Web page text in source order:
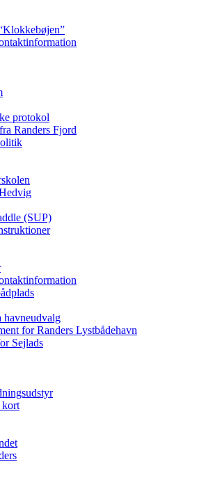
protokol
Randers Fjord
(SUP)
havneudvalg
for Randers Lystbådehavn
Sejlads
kort